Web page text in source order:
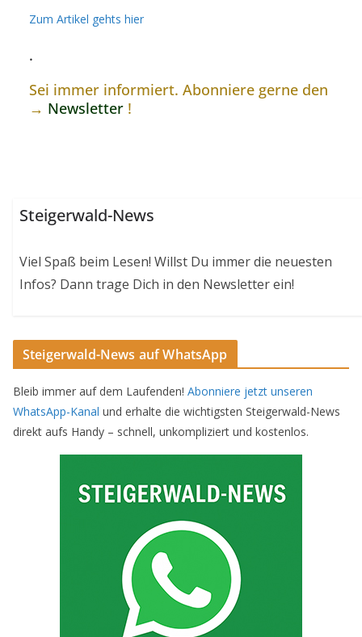
Zum Artikel gehts hier
.
Sei immer informiert. Abonniere gerne den
→ Newsletter !
Steigerwald-News
Viel Spaß beim Lesen! Willst Du immer die neuesten
Infos? Dann trage Dich in den Newsletter ein!
Steigerwald-News auf WhatsApp
Bleib immer auf dem Laufenden! Abonniere jetzt unseren
WhatsApp-Kanal und erhalte die wichtigsten Steigerwald-News
direkt aufs Handy – schnell, unkompliziert und kostenlos.